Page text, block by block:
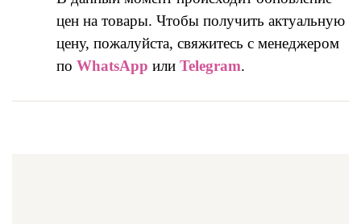
цен на товары. Чтобы получить актуальную
цену, пожалуйста, свяжитесь с менеджером
по WhatsApp или Telegram.